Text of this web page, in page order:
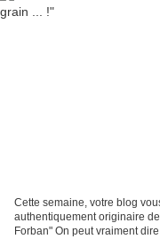
Cette semaine, votre blog
authentiquement originaire
Forban" On peut vraiment